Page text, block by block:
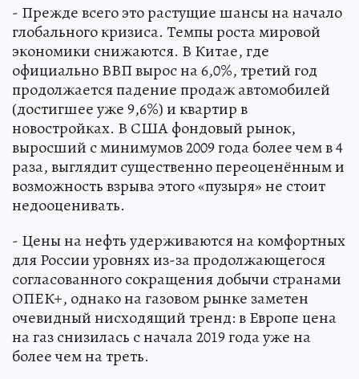
- Прежде всего это растущие шансы на начало
глобального кризиса. Темпы роста мировой
экономики снижаются. В Китае, где
официально ВВП вырос на 6,0%, третий год
продолжается падение продаж автомобилей
(достигшее уже 9,6%) и квартир в
новостройках. В США фондовый рынок,
выросший с минимумов 2009 года более чем в 4
раза, выглядит существенно переоценённым и
возможность взрыва этого «пузыря» не стоит
недооценивать.
- Цены на нефть удерживаются на комфортных
для России уровнях из-за продолжающегося
согласованного сокращения добычи странами
ОПЕК+, однако на газовом рынке заметен
очевидный нисходящий тренд: в Европе цена
на газ снизилась с начала 2019 года уже на
более чем на треть.